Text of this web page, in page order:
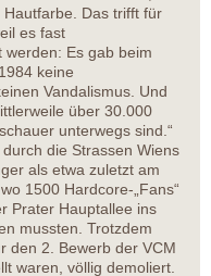
Das trifft für
es fast
Es gab beim
keine
Vandalismus. Und
über 30.000
unterwegs sind.“
die Strassen Wiens
als etwa zuletzt am
1500 Hardcore-„Fans“
Prater Hauptallee ins
mussten. Trotzdem
den 2. Bewerb der VCM
waren, völlig demoliert.